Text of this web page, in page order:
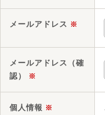
メールアドレス ※
メールアドレス（確
認）
※
個人情報 ※